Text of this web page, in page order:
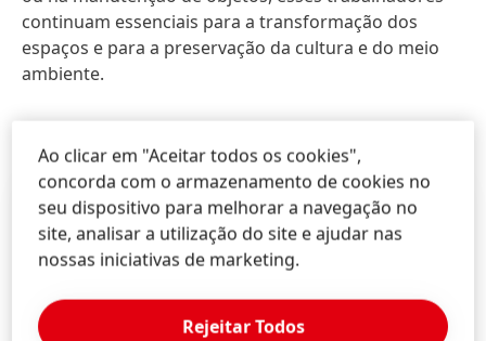
continuam essenciais para a transformação dos
espaços e para a preservação da cultura e do meio
ambiente.
Ao clicar em "Aceitar todos os cookies",
concorda com o armazenamento de cookies no
seu dispositivo para melhorar a navegação no
site, analisar a utilização do site e ajudar nas
nossas iniciativas de marketing.
Rejeitar Todos